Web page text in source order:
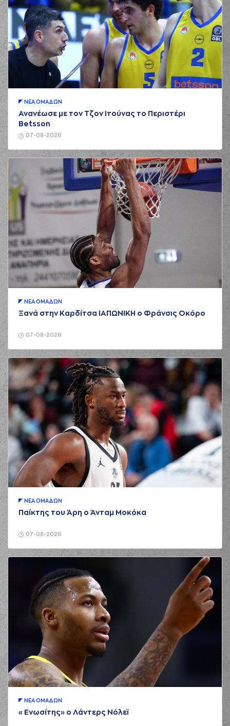
07-08-2026
ΝΕA ΟΜAΔΩΝ
Ανανέωσε με τον Τζον Ιτούνας το Περιστέρι
Betsson
07-08-2026
ΝΕA ΟΜAΔΩΝ
Ξανά στην Καρδίτσα ΙΑΠΩΝΙΚΗ ο Φράνσις Οκόρο
07-08-2026
ΝΕA ΟΜAΔΩΝ
Παίκτης του Άρη ο Άνταμ Μοκόκα
ΝΕA ΟΜAΔΩΝ
«Ενωσίτης» ο Λάντερς Νόλεϊ